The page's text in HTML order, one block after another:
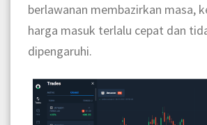
berlawanan membazirkan masa,
harga masuk terlalu cepat dan
dipengaruhi.